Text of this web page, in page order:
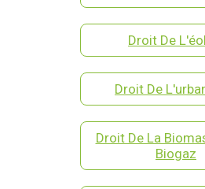
Droit De
Droit De
Droit De La
Biogaz